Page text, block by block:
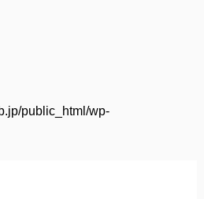
public_html/wp-